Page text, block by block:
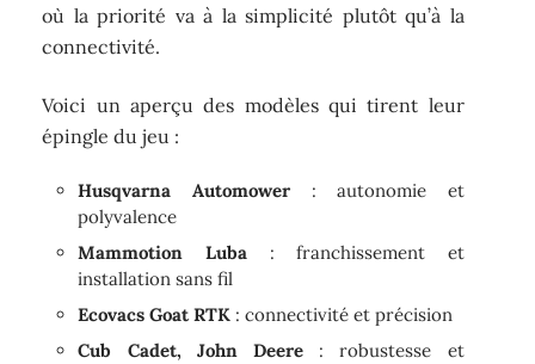
où la priorité va à la simplicité plutôt qu’à la
connectivité.
Voici un aperçu des modèles qui tirent leur
épingle du jeu :
Husqvarna Automower: autonomie et
polyvalence
Mammotion Luba: franchissement et
installation sans fil
Ecovacs Goat RTK : connectivité et précision
Cub Cadet, John Deere : robustesse et